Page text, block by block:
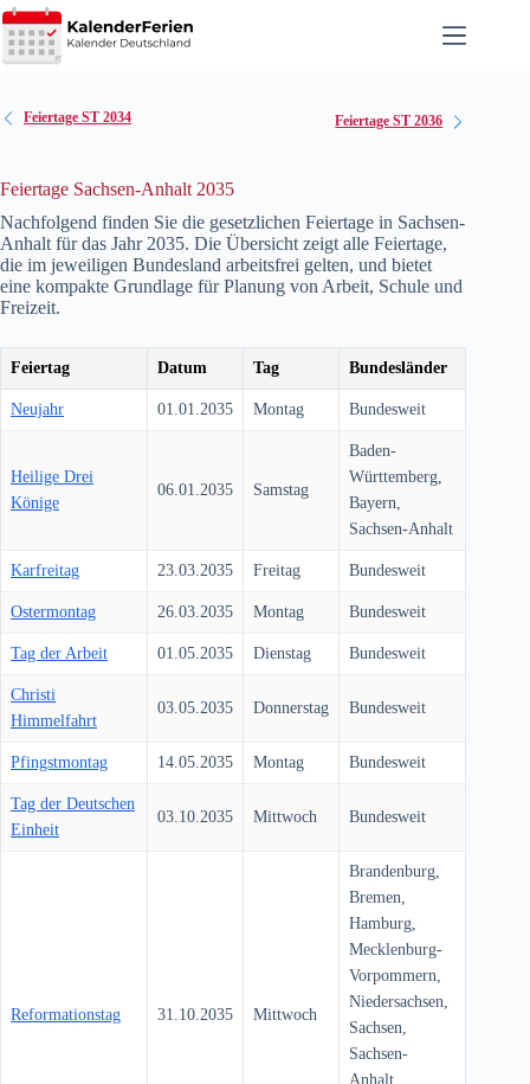
Zum
Inhalt
springen
Feiertage ST 2034 Feiertage ST 2036
Feiertage Sachsen-Anhalt 2035
Nachfolgend finden Sie die gesetzlichen Feiertage in Sachsen-
Anhalt für das Jahr 2035. Die Übersicht zeigt alle Feiertage,
die im jeweiligen Bundesland arbeitsfrei gelten, und bietet
eine kompakte Grundlage für Planung von Arbeit, Schule und
Freizeit.
Feiertag Datum Tag Bundesländer
Neujahr 01.01.2035 Montag Bundesweit
Heilige Drei
Könige
06.01.2035 Samstag
Baden-
Württemberg,
Bayern,
Sachsen-Anhalt
Karfreitag 23.03.2035 Freitag Bundesweit
Ostermontag 26.03.2035 Montag Bundesweit
Tag der Arbeit 01.05.2035 Dienstag Bundesweit
Christi
Himmelfahrt
03.05.2035 Donnerstag Bundesweit
Pfingstmontag 14.05.2035 Montag Bundesweit
Tag der Deutschen
Einheit
03.10.2035 Mittwoch Bundesweit
Reformationstag 31.10.2035 Mittwoch
Brandenburg,
Bremen,
Hamburg,
Mecklenburg-
Vorpommern,
Niedersachsen,
Sachsen,
Sachsen-
Anhalt,